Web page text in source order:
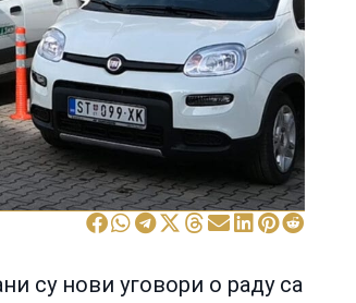
су нови уговори о раду са